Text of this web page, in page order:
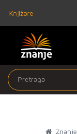
Knjižare
Znanje